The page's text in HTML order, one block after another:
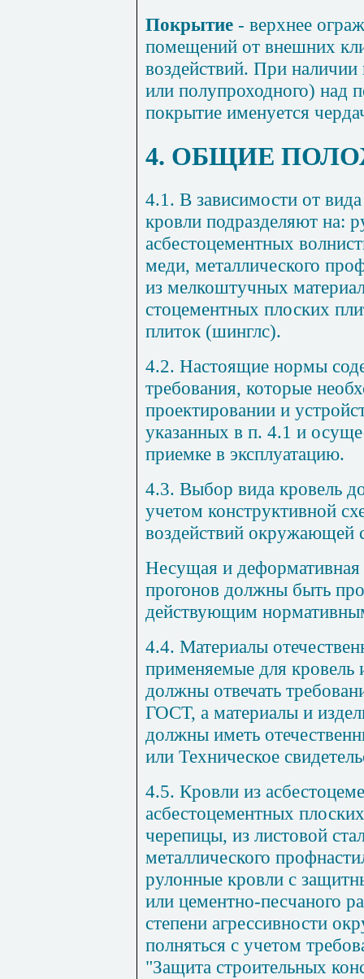
Покрытие - верхнее
помещений от внешних
воздействий. При на­личии
или полу­проходного) над
покрытие именуется
4. ОБЩИЕ
4.1. В зависимости от
кровли подразделяют на:
асбестоцементных
меди, метал­лического
из мелкоштучных
стоцементных плоских
плиток (шинглс).
4.2. Настоящие нормы
требования, которые
проектировании и
указанных в п. 4.1 и
приемке в эк­сплуатацию.
4.3. Выбор вида кровель
учетом конструктивной
воздействий окружа­ющей
Несущая и
прогонов должны быть
действующим
4.4. Материалы
применяемые для кровель
должны отвечать
ГОСТ, а материалы и
должны иметь
или Техническое
4.5. Кровли из
асбестоцементных
черепицы, из листовой
металлического
рулонные кровли с
или цементно-песчаного
степени агрессивности
полняться с учетом
"Защита строительных